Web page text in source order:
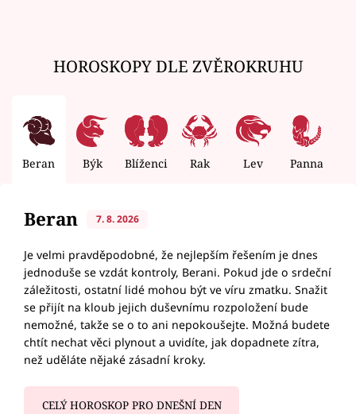
HOROSKOPY DLE ZVĚROKRUHU
Beran Býk Blíženci Rak Lev Panna
Beran 7. 8. 2026
Je velmi pravděpodobné, že nejlepším řešením je dnes
jednoduše se vzdát kontroly, Berani. Pokud jde o srdeční
záležitosti, ostatní lidé mohou být ve víru zmatku. Snažit
se přijít na kloub jejich duševnímu rozpoložení bude
nemožné, takže se o to ani nepokoušejte. Možná budete
chtít nechat věci plynout a uvidíte, jak dopadnete zítra,
než uděláte nějaké zásadní kroky.
CELÝ HOROSKOP PRO DNEŠNÍ DEN